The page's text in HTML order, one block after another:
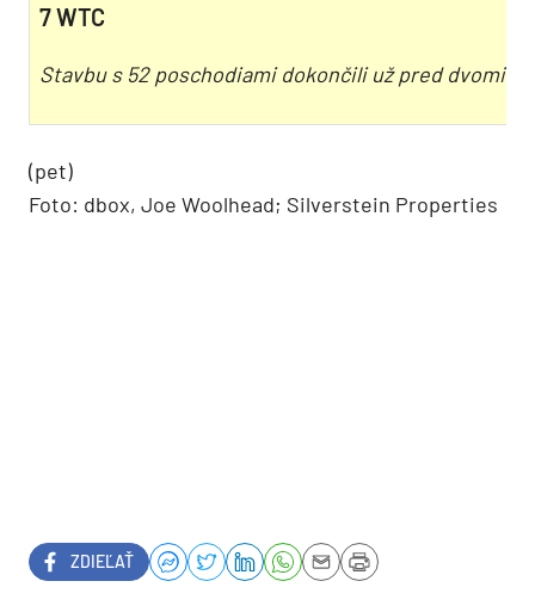
7 WTC
Stavbu s 52 poschodiami dokončili už pred dvomi
(pet)
Foto: dbox, Joe Woolhead; Silverstein Properties
ZDIEĽAŤ